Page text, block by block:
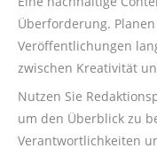
Überforderung.
Veröffentlichungen
zwischen Kreativität
Nutzen Sie
um den Überblick zu
Verantwortlichkeiten